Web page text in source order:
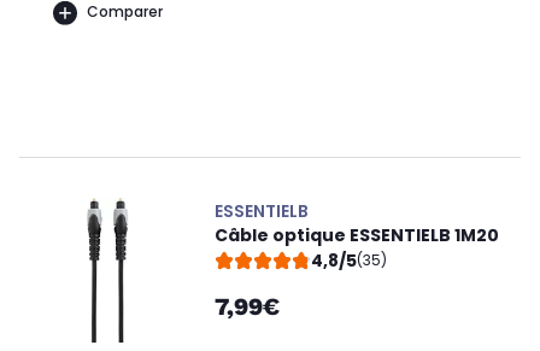
Comparer
ESSENTIELB
Câble optique ESSENTIELB 1M20
4,8/5(35)
7,99€